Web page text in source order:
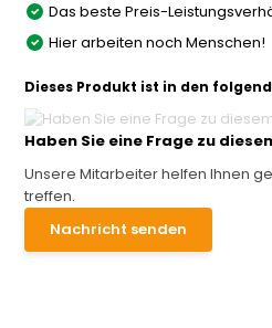
Das beste Preis-
Hier arbeiten noch Menschen!
Dieses Produkt ist in den
Haben Sie eine Frage zu
Unsere Mitarbeiter helfen Ihnen
treffen.
Nachricht senden